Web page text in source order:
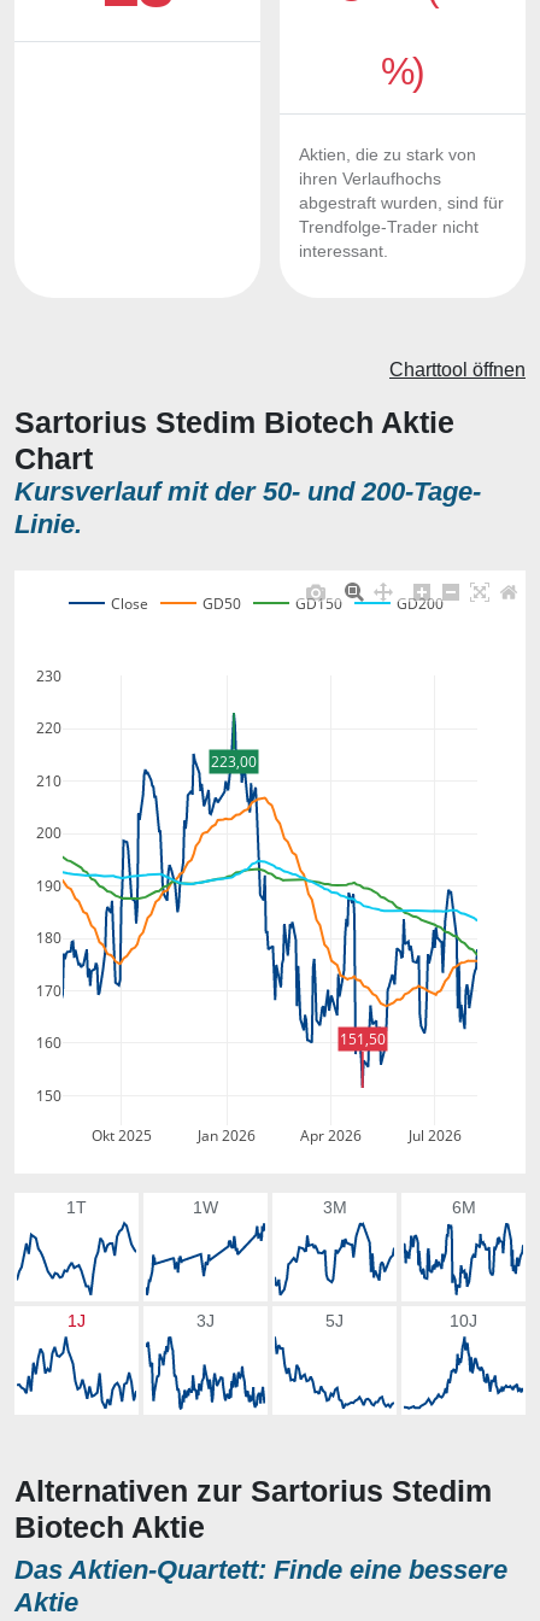
%)
Aktien, die zu stark von
ihren Verlaufhochs
abgestraft wurden, sind für
Trendfolge-Trader nicht
interessant.
Sartorius Stedim Biotech Aktie
Chart
Kursverlauf mit der 50- und 200-Tage-
Linie.
Charttool öffnen
Okt 2025 Jan 2026 Apr 2026 Jul 2026
150
160
170
180
190
200
210
220
230
Close GD50 GD150 GD200
223,00
151,50
1T 1W 3M 6M
1J 3J 5J 10J
Alternativen zur Sartorius Stedim
Biotech Aktie
Das Aktien-Quartett: Finde eine bessere
Aktie